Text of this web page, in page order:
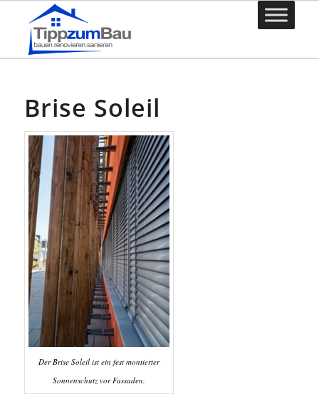
Brise Soleil
Der Brise Soleil ist ein fest montierter
Sonnenschutz vor Fassaden.